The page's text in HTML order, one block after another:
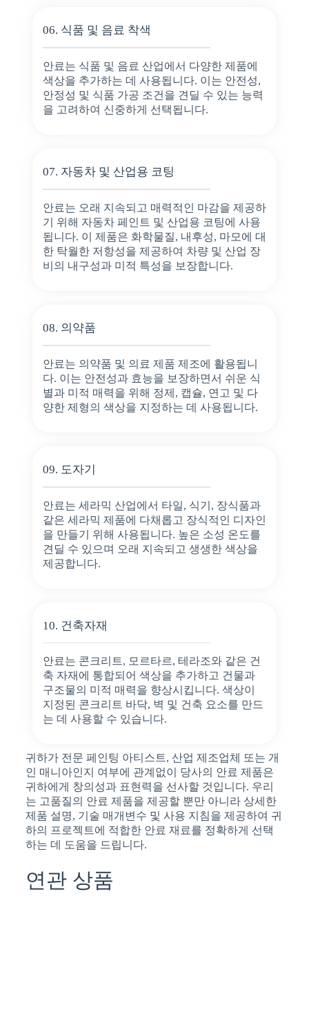
06. 식품 및 음료 착색
안료는 식품 및 음료 산업에서 다양한 제품에
색상을 추가하는 데 사용됩니다. 이는 안전성,
안정성 및 식품 가공 조건을 견딜 수 있는 능력
을 고려하여 신중하게 선택됩니다.
07. 자동차 및 산업용 코팅
안료는 오래 지속되고 매력적인 마감을 제공하
기 위해 자동차 페인트 및 산업용 코팅에 사용
됩니다. 이 제품은 화학물질, 내후성, 마모에 대
한 탁월한 저항성을 제공하여 차량 및 산업 장
비의 내구성과 미적 특성을 보장합니다.
08. 의약품
안료는 의약품 및 의료 제품 제조에 활용됩니
다. 이는 안전성과 효능을 보장하면서 쉬운 식
별과 미적 매력을 위해 정제, 캡슐, 연고 및 다
양한 제형의 색상을 지정하는 데 사용됩니다.
09. 도자기
안료는 세라믹 산업에서 타일, 식기, 장식품과
같은 세라믹 제품에 다채롭고 장식적인 디자인
을 만들기 위해 사용됩니다. 높은 소성 온도를
견딜 수 있으며 오래 지속되고 생생한 색상을
제공합니다.
10. 건축자재
안료는 콘크리트, 모르타르, 테라조와 같은 건
축 자재에 통합되어 색상을 추가하고 건물과
구조물의 미적 매력을 향상시킵니다. 색상이
지정된 콘크리트 바닥, 벽 및 건축 요소를 만드
는 데 사용할 수 있습니다.
귀하가 전문 페인팅 아티스트, 산업 제조업체 또는 개
인 매니아인지 여부에 관계없이 당사의 안료 제품은
귀하에게 창의성과 표현력을 선사할 것입니다. 우리
는 고품질의 안료 제품을 제공할 뿐만 아니라 상세한
제품 설명, 기술 매개변수 및 사용 지침을 제공하여 귀
하의 프로젝트에 적합한 안료 재료를 정확하게 선택
하는 데 도움을 드립니다.
연관 상품